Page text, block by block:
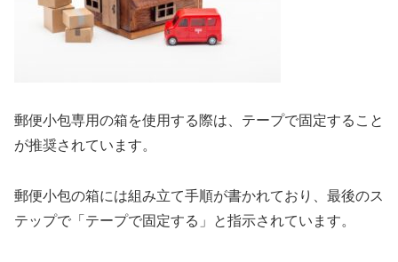
郵便小包専用の箱を使用する際は、テープで固定すること
が推奨されています。
郵便小包の箱には組み立て手順が書かれており、最後のス
テップで「テープで固定する」と指示されています。